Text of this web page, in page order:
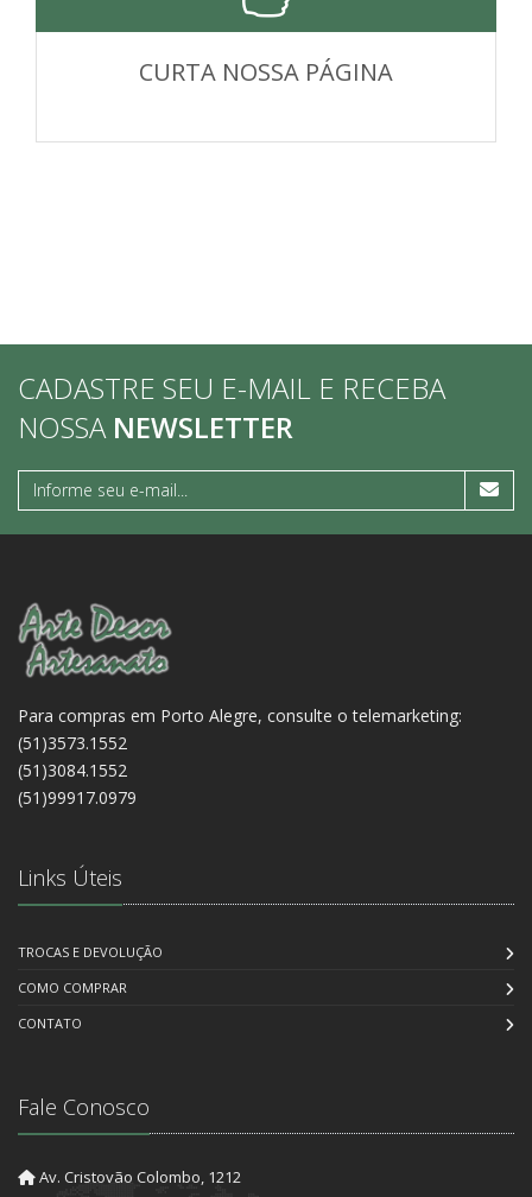
CURTA NOSSA PÁGINA
CADASTRE SEU E-MAIL E RECEBA
NOSSA NEWSLETTER
Para compras em Porto Alegre, consulte o telemarketing:
(51)3573.1552
(51)3084.1552
(51)99917.0979
Links Úteis
TROCAS E DEVOLUÇÃO
COMO COMPRAR
CONTATO
Fale Conosco
Av. Cristovão Colombo, 1212